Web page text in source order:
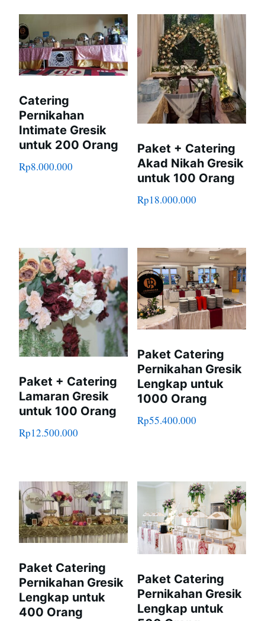
Catering
Pernikahan
Intimate Gresik
untuk 200 Orang
Rp8.000.000
Paket + Catering
Akad Nikah Gresik
untuk 100 Orang
Rp18.000.000
Paket + Catering
Lamaran Gresik
untuk 100 Orang
Rp12.500.000
Paket Catering
Pernikahan Gresik
Lengkap untuk
1000 Orang
Rp55.400.000
Paket Catering
Pernikahan Gresik
Lengkap untuk
400 Orang
Paket Catering
Pernikahan Gresik
Lengkap untuk